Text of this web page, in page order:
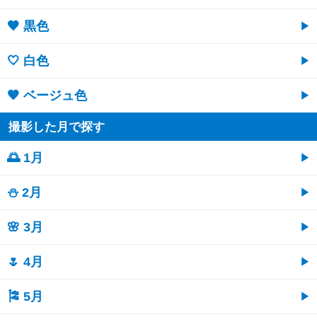
🖤 黒色
🤍 白色
🤎 ベージュ色
撮影した月で探す
🌅 1月
⛄ 2月
🌸 3月
🌷 4月
🎏 5月